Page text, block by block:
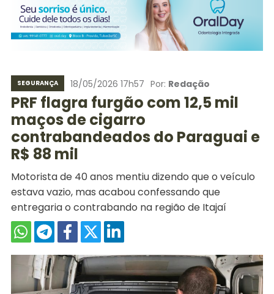
SEGURANÇA 18/05/2026 17h57 Por: Redação
PRF flagra furgão com 12,5 mil
maços de cigarro
contrabandeados do Paraguai e
R$ 88 mil
Motorista de 40 anos mentiu dizendo que o veículo
estava vazio, mas acabou confessando que
entregaria o contrabando na região de Itajaí